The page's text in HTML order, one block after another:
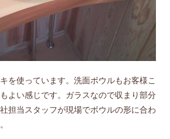
を使っています。洗面ボウルもお客様こ
よい感じです。ガラスなので収まり部分
担当スタッフが現場でボウルの形に合わ